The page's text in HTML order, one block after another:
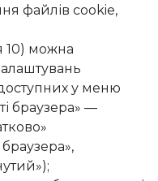
файлів cookie,
10) можна
у меню
браузера» —
браузера»,